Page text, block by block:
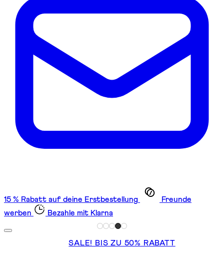
15 % Rabatt auf deine Erstbestellung
Freunde
werben
Bezahle mit Klarna
SALE! BIS ZU 50% RABATT